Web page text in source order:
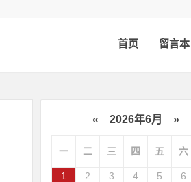
首页 留言本
« 2026年6月 »
一 二 三 四 五 六
1 2 3 4 5 6